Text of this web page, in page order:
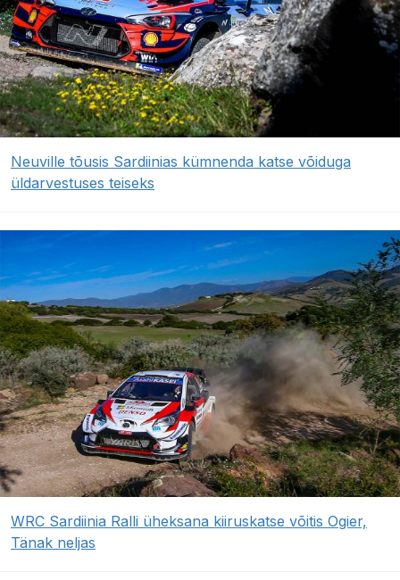
Neuville tõusis Sardiinias kümnenda katse võiduga
üldarvestuses teiseks
WRC Sardiinia Ralli üheksana kiiruskatse võitis Ogier,
Tänak neljas